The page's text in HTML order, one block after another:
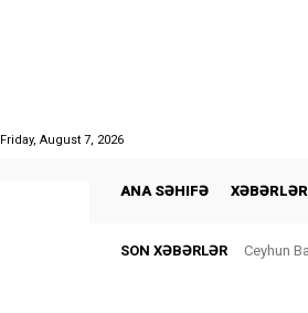
Friday, August 7, 2026
ANA SƏHIFƏ XƏBƏRLƏR
SON XƏBƏRLƏR Ceyhun